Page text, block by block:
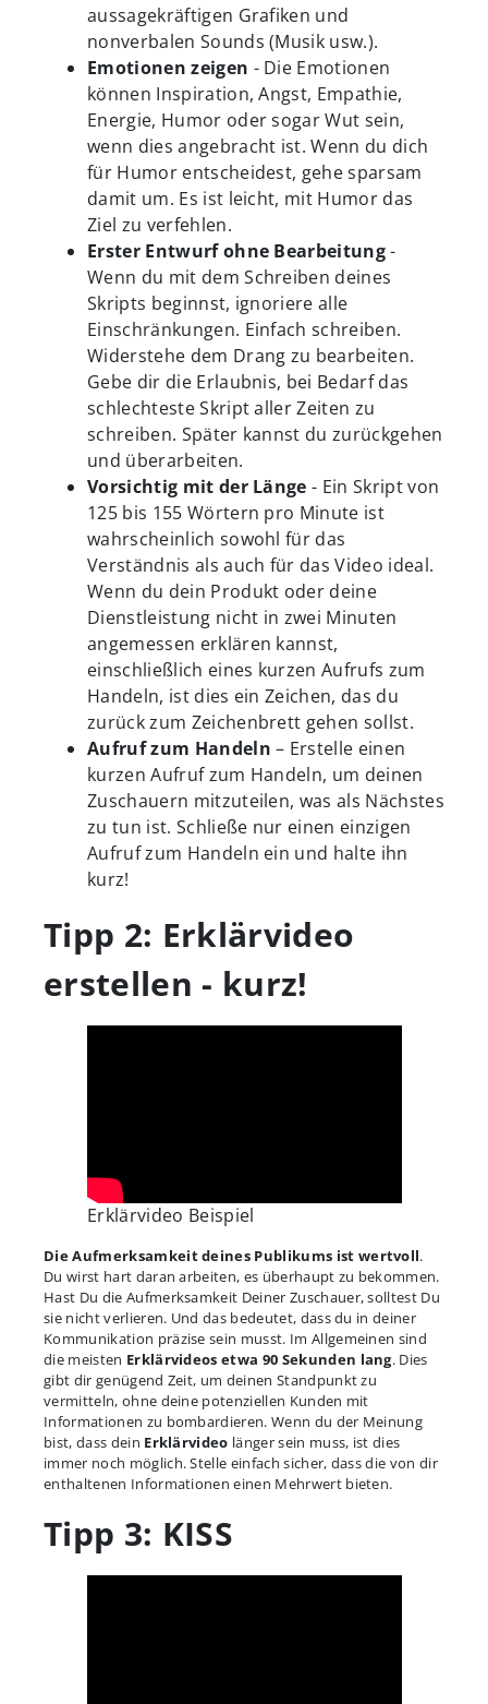
aussagekräftigen Grafiken und
nonverbalen Sounds (Musik usw.).
Emotionen zeigen - Die Emotionen
können Inspiration, Angst, Empathie,
Energie, Humor oder sogar Wut sein,
wenn dies angebracht ist. Wenn du dich
für Humor entscheidest, gehe sparsam
damit um. Es ist leicht, mit Humor das
Ziel zu verfehlen.
Erster Entwurf ohne Bearbeitung-
Wenn du mit dem Schreiben deines
Skripts beginnst, ignoriere alle
Einschränkungen. Einfach schreiben.
Widerstehe dem Drang zu bearbeiten.
Gebe dir die Erlaubnis, bei Bedarf das
schlechteste Skript aller Zeiten zu
schreiben. Später kannst du zurückgehen
und überarbeiten.
Vorsichtig mit der Länge - Ein Skript von
125 bis 155 Wörtern pro Minute ist
wahrscheinlich sowohl für das
Verständnis als auch für das Video ideal.
Wenn du dein Produkt oder deine
Dienstleistung nicht in zwei Minuten
angemessen erklären kannst,
einschließlich eines kurzen Aufrufs zum
Handeln, ist dies ein Zeichen, das du
zurück zum Zeichenbrett gehen sollst.
Aufruf zum Handeln – Erstelle einen
kurzen Aufruf zum Handeln, um deinen
Zuschauern mitzuteilen, was als Nächstes
zu tun ist. Schließe nur einen einzigen
Aufruf zum Handeln ein und halte ihn
kurz!
Tipp 2: Erklärvideo
erstellen - kurz!
Erklärvideo Beispiel
Die Aufmerksamkeit deines Publikums ist wertvoll.
Du wirst hart daran arbeiten, es überhaupt zu bekommen.
Hast Du die Aufmerksamkeit Deiner Zuschauer, solltest Du
sie nicht verlieren. Und das bedeutet, dass du in deiner
Kommunikation präzise sein musst. Im Allgemeinen sind
die meisten Erklärvideos etwa 90 Sekunden lang. Dies
gibt dir genügend Zeit, um deinen Standpunkt zu
vermitteln, ohne deine potenziellen Kunden mit
Informationen zu bombardieren. Wenn du der Meinung
bist, dass dein Erklärvideo länger sein muss, ist dies
immer noch möglich. Stelle einfach sicher, dass die von dir
enthaltenen Informationen einen Mehrwert bieten.
Tipp 3: KISS